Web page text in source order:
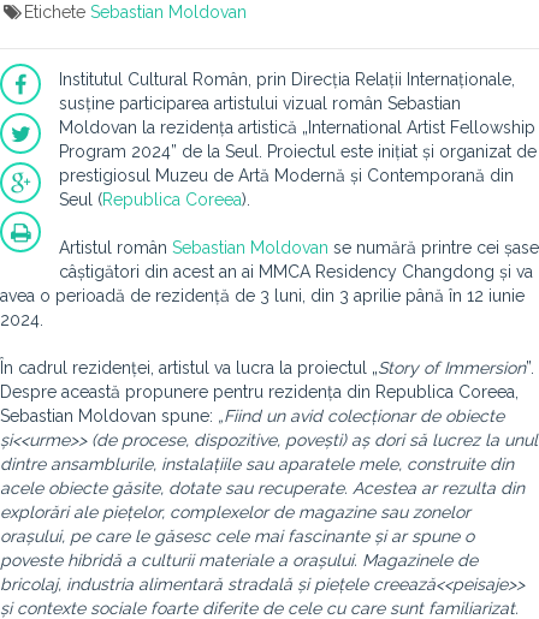
Etichete Sebastian Moldovan
Institutul Cultural Român, prin Direcția Relații Internaționale,
susține participarea artistului vizual român Sebastian
Moldovan la rezidența artistică „International Artist Fellowship
Program 2024” de la Seul. Proiectul este inițiat și organizat de
prestigiosul Muzeu de Artă Modernă și Contemporană din
Seul (Republica Coreea).
Artistul român Sebastian Moldovan se numără printre cei șase
câștigători din acest an ai MMCA Residency Changdong și va
avea o perioadă de rezidență de 3 luni, din 3 aprilie până în 12 iunie
2024.
În cadrul rezidenței, artistul va lucra la proiectul „Story of Immersion”.
Despre această propunere pentru rezidența din Republica Coreea,
Sebastian Moldovan spune: „Fiind un avid colecționar de obiecte
și<<urme>>(de procese, dispozitive, povești) aș dori să lucrez la unul
dintre ansamblurile, instalațiile sau aparatele mele, construite din
acele obiecte găsite, dotate sau recuperate. Acestea ar rezulta din
explorări ale piețelor, complexelor de magazine sau zonelor
orașului, pe care le găsesc cele mai fascinante și ar spune o
poveste hibridă a culturii materiale a orașului. Magazinele de
bricolaj, industria alimentară stradală și piețele creează<<peisaje>>
și contexte sociale foarte diferite de cele cu care sunt familiarizat.